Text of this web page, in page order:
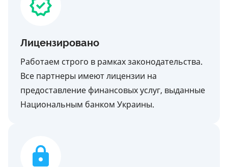
Лицензировано
Работаем строго в рамках законодательства.
Все партнеры имеют лицензии на
предоставление финансовых услуг, выданные
Национальным банком Украины.